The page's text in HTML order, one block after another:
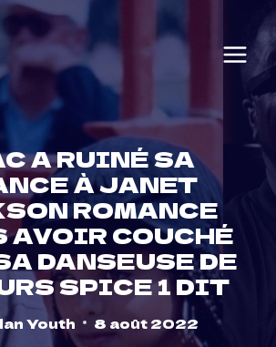
A RUINÉ SA
À JANET
ROMANCE
AVOIR COUCHÉ
DANSEUSE DE
SPICE 1 DIT
Youth 8 août 2022